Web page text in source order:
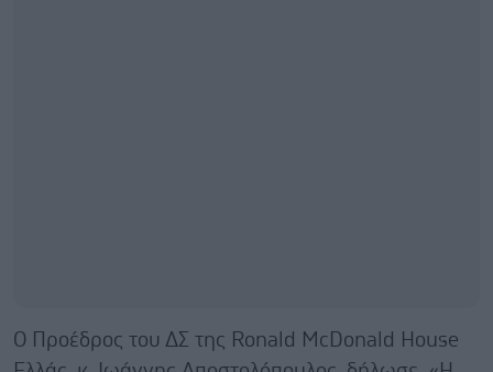
Ο Προέδρος του ΔΣ της Ronald McDonald House